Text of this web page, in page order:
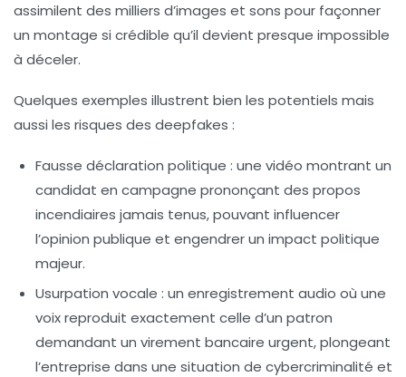
assimilent des milliers d’images et sons pour façonner
un montage si crédible qu’il devient presque impossible
à déceler.
Quelques exemples illustrent bien les potentiels mais
aussi les risques des deepfakes :
Fausse déclaration politique : une vidéo montrant un
candidat en campagne prononçant des propos
incendiaires jamais tenus, pouvant influencer
l’opinion publique et engendrer un impact politique
majeur.
Usurpation vocale : un enregistrement audio où une
voix reproduit exactement celle d’un patron
demandant un virement bancaire urgent, plongeant
l’entreprise dans une situation de cybercriminalité et